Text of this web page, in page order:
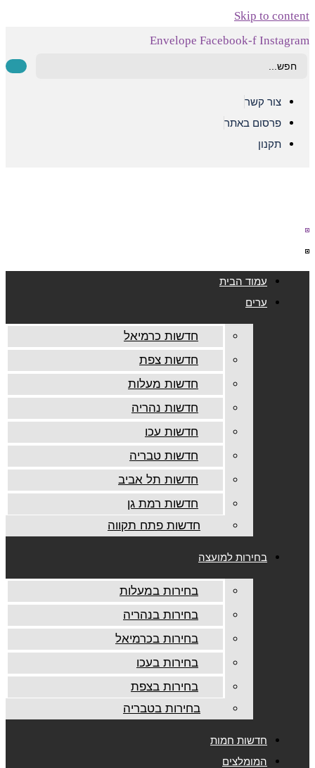
Skip to content
Envelope Facebook-f Instagram
Search
צור קשר
פרסום באתר
תקנון
עמוד הבית
ערים
חדשות כרמיאל
חדשות צפת
חדשות מעלות
חדשות נהריה
חדשות עכו
חדשות טבריה
חדשות תל אביב
חדשות רמת גן
חדשות פתח תקווה
בחירות למועצה
בחירות במעלות
בחירות בנהריה
בחירות בכרמיאל
בחירות בעכו
בחירות בצפת
בחירות בטבריה
חדשות חמות
המומלצים